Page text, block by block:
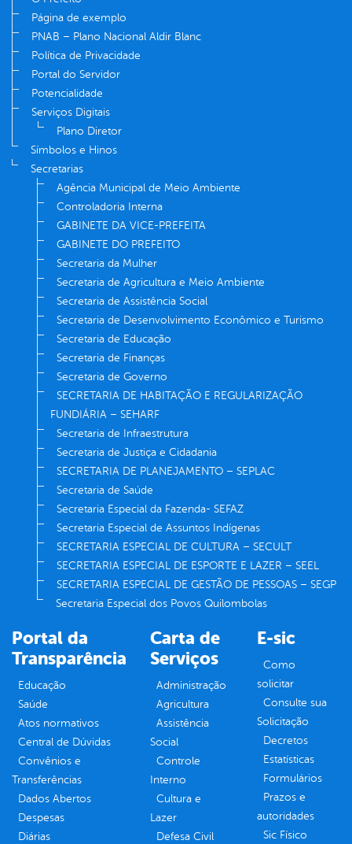
Página de exemplo
PNAB – Plano Nacional Aldir Blanc
Política de Privacidade
Portal do Servidor
Potencialidade
Serviços Digitais
Plano Diretor
Símbolos e Hinos
Secretarias
Agência Municipal de Meio Ambiente
Controladoria Interna
GABINETE DA VICE-PREFEITA
GABINETE DO PREFEITO
Secretaria da Mulher
Secretaria de Agricultura e Meio Ambiente
Secretaria de Assistência Social
Secretaria de Desenvolvimento Econômico e Turismo
Secretaria de Educação
Secretaria de Finanças
Secretaria de Governo
SECRETARIA DE HABITAÇÃO E REGULARIZAÇÃO
FUNDIÁRIA – SEHARF
Secretaria de Infraestrutura
Secretaria de Justiça e Cidadania
SECRETARIA DE PLANEJAMENTO – SEPLAC
Secretaria de Saúde
Secretaria Especial da Fazenda- SEFAZ
Secretaria Especial de Assuntos Indígenas
SECRETARIA ESPECIAL DE CULTURA – SECULT
SECRETARIA ESPECIAL DE ESPORTE E LAZER – SEEL
SECRETARIA ESPECIAL DE GESTÃO DE PESSOAS – SEGP
Secretaria Especial dos Povos Quilombolas
Portal da
Transparência
Educação
Saúde
Atos normativos
Central de Dúvidas
Convênios e
Transferências
Dados Abertos
Despesas
Diárias
Carta de
Serviços
Administração
Agricultura
Assistência
Social
Controle
Interno
Cultura e
Lazer
Defesa Civil
E-sic
Como
solicitar
Consulte sua
Solicitação
Decretos
Estatísticas
Formulários
Prazos e
autoridades
Sic Físico